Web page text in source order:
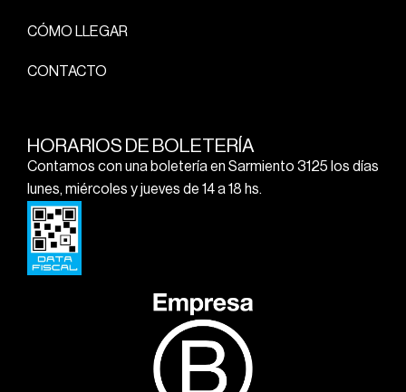
CÓMO LLEGAR
CONTACTO
HORARIOS DE BOLETERÍA
Contamos con una boletería en Sarmiento 3125 los días
lunes, miércoles y jueves de 14 a 18 hs.